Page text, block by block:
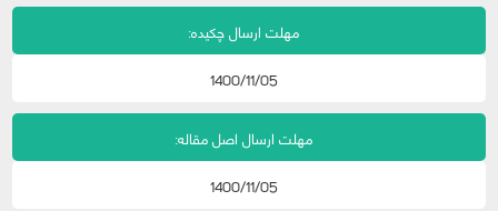
مهلت ارسال چکیده:
1400/11/05
مهلت ارسال اصل مقاله:
1400/11/05